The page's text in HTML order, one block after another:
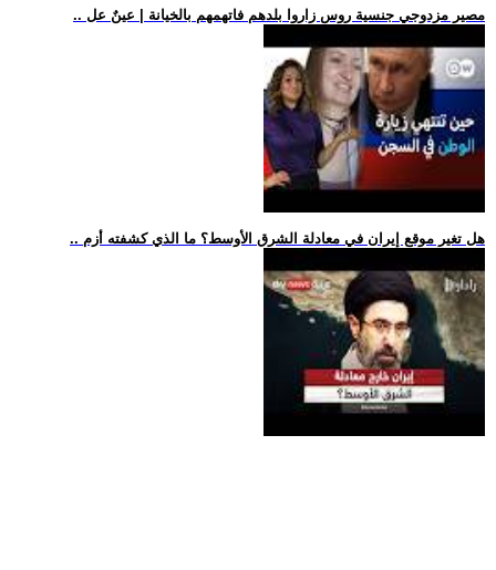
.. مصير مزدوجي جنسية روس زاروا بلدهم فاتهمهم بالخيانة | عينٌ عل
.. هل تغير موقع إيران في معادلة الشرق الأوسط؟ ما الذي كشفته أزم